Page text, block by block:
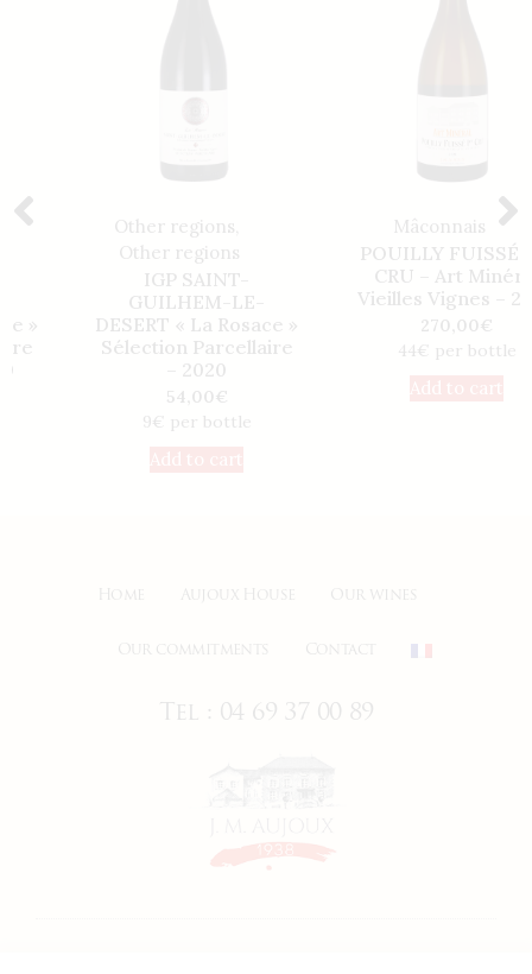
Other regions ,
Other regions
IGP SAINT-
GUILHEM-LE-
DESERT « La Rosace »
Sélection Parcellaire
€
9€ per bottle
Mâconnais
POUILLY FUISSÉ 1er
CRU – Art Minéral
Vieilles Vignes – 2020
€
44€ per bottle
Home Aujoux House Our wines
Our commitments Contact
Tel : 04 69 37 00 89